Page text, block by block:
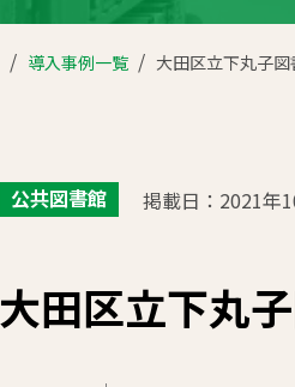
導入事例一覧 大田区立下丸子図
公共図書館 掲載日：2021年
大田区立下丸